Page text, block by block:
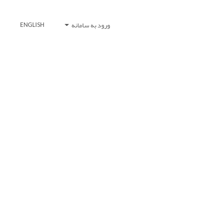
ورود به سامانه ENGLISH